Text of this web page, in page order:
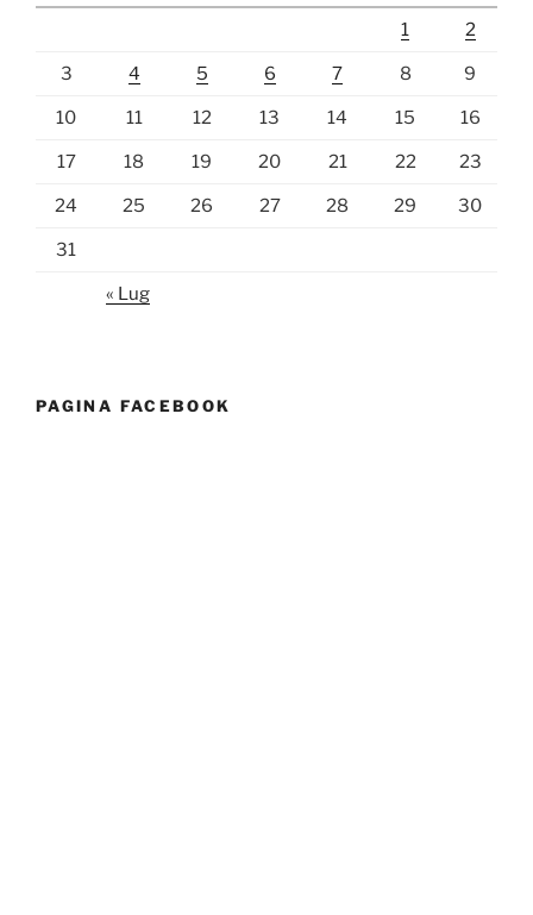
1 2
3 4 5 6 7 8 9
10 11 12 13 14 15 16
17 18 19 20 21 22 23
24 25 26 27 28 29 30
31
« Lug
PAGINA FACEBOOK